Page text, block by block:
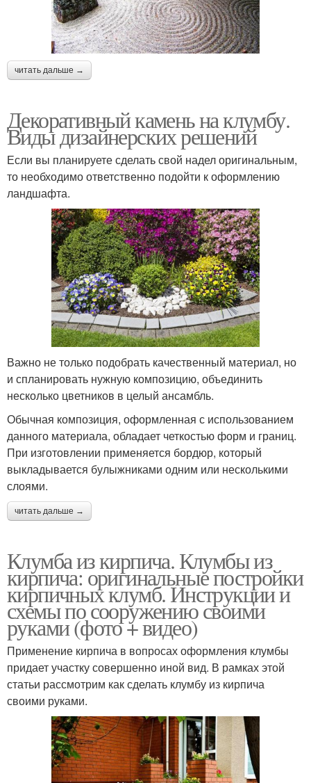
читать дальше →
Декоративный камень на клумбу.
Виды дизайнерских решений
Если вы планируете сделать свой надел оригинальным,
то необходимо ответственно подойти к оформлению
ландшафта.
Важно не только подобрать качественный материал, но
и спланировать нужную композицию, объединить
несколько цветников в целый ансамбль.
Обычная композиция, оформленная с использованием
данного материала, обладает четкостью форм и границ.
При изготовлении применяется бордюр, который
выкладывается булыжниками одним или несколькими
слоями.
читать дальше →
Клумба из кирпича. Клумбы из
кирпича: оригинальные постройки
кирпичных клумб. Инструкции и
схемы по сооружению своими
руками (фото + видео)
Применение кирпича в вопросах оформления клумбы
придает участку совершенно иной вид. В рамках этой
статьи рассмотрим как сделать клумбу из кирпича
своими руками.